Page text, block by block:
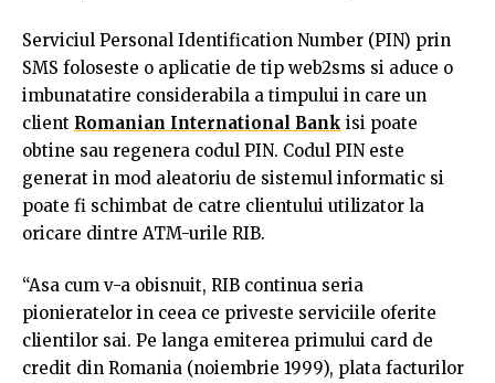
Serviciul Personal Identification Number (PIN) prin
SMS foloseste o aplicatie de tip web2sms si aduce o
imbunatatire considerabila a timpului in care un
client Romanian International Bank isi poate
obtine sau regenera codul PIN. Codul PIN este
generat in mod aleatoriu de sistemul informatic si
poate fi schimbat de catre clientului utilizator la
oricare dintre ATM-urile RIB.
“Asa cum v-a obisnuit, RIB continua seria
pionieratelor in ceea ce priveste serviciile oferite
clientilor sai. Pe langa emiterea primului card de
credit din Romania (noiembrie 1999), plata facturilor